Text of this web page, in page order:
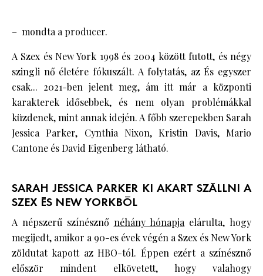
– mondta a producer.
A Szex és New York 1998 és 2004 között futott, és négy
szingli nő életére fókuszált. A folytatás, az És egyszer
csak... 2021-ben jelent meg, ám itt már a központi
karakterek idősebbek, és nem olyan problémákkal
küzdenek, mint annak idején. A főbb szerepekben Sarah
Jessica Parker, Cynthia Nixon, Kristin Davis, Mario
Cantone és David Eigenberg látható.
SARAH JESSICA PARKER KI AKART SZÁLLNI A
SZEX ÉS NEW YORKBÓL
A népszerű színésznő néhány hónapjaelárulta, hogy
megijedt, amikor a 90-es évek végén a Szex és New York
zöldutat kapott az HBO-tól. Éppen ezért a színésznő
először mindent elkövetett, hogy valahogy